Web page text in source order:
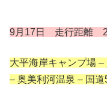
9月17 日 走行距離
大平海岸キャンプ場
– 奥美利河温泉 – 国